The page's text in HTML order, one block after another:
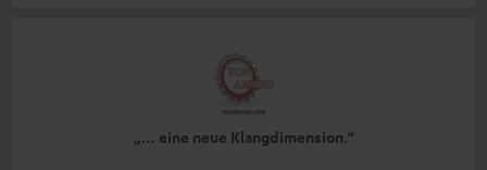
„… eine neue Klangdimension.“